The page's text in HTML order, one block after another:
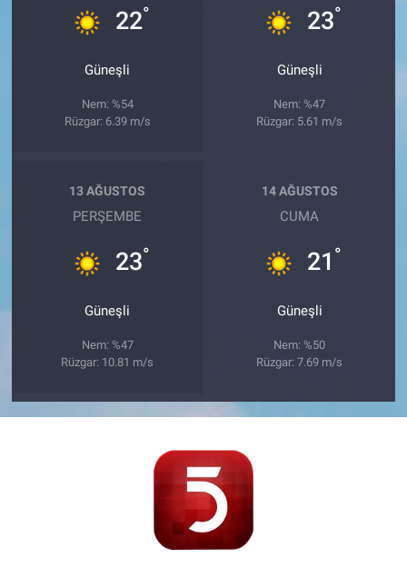
22°
Güneşli
Nem: %54
Rüzgar: 6.39 m/s
23°
Güneşli
Nem: %47
Rüzgar: 5.61 m/s
13 AĞUSTOS
PERŞEMBE
23°
Güneşli
Nem: %47
Rüzgar: 10.81 m/s
14 AĞUSTOS
CUMA
21 °
Güneşli
Nem: %50
Rüzgar: 7.69 m/s